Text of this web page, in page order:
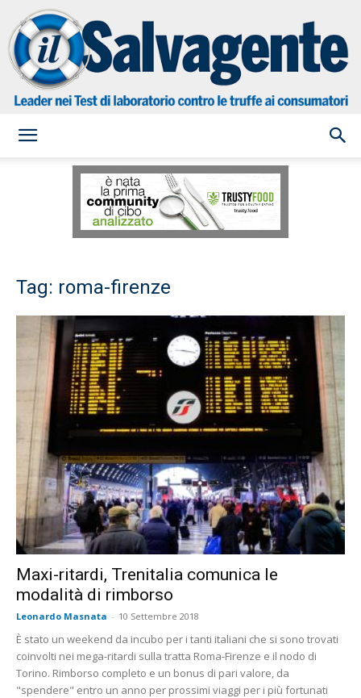
Salvagente
Tag: roma-firenze
Maxi-ritardi, Trenitalia comunica le
modalità di rimborso
Leonardo Masnata - 10 Settembre 2018
È stato un weekend da incubo per i tanti italiani che si sono trovati
coinvolti nei mega-ritardi sulla tratta Roma-Firenze e il nodo di
Torino. Rimborso completo e un bonus di pari valore, da
"spendere" entro un anno per prossimi viaggi per i più fortunati